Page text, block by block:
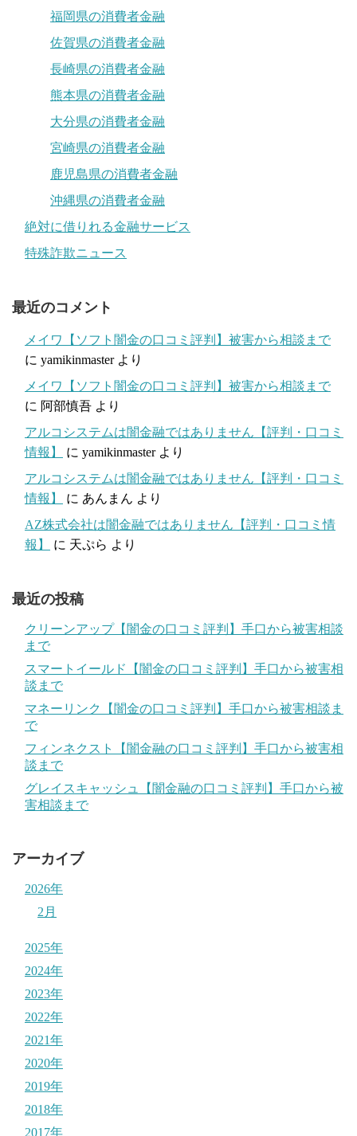
福岡県の消費者金融
佐賀県の消費者金融
長崎県の消費者金融
熊本県の消費者金融
大分県の消費者金融
宮崎県の消費者金融
鹿児島県の消費者金融
沖縄県の消費者金融
絶対に借りれる金融サービス
特殊詐欺ニュース
最近のコメント
メイワ【ソフト闇金の口コミ評判】被害から相談まで
に yamikinmasterより
メイワ【ソフト闇金の口コミ評判】被害から相談まで
に 阿部慎吾 より
アルコシステムは闇金融ではありません【評判・口コミ
情報】
に yamikinmasterより
アルコシステムは闇金融ではありません【評判・口コミ
情報】
に あんまん より
AZ株式会社は闇金融ではありません【評判・口コミ情
報】
に 天ぷら より
最近の投稿
クリーンアップ【闇金の口コミ評判】手口から被害相談
まで
スマートイールド【闇金の口コミ評判】手口から被害相
談まで
マネーリンク【闇金の口コミ評判】手口から被害相談ま
で
フィンネクスト【闇金融の口コミ評判】手口から被害相
談まで
グレイスキャッシュ【闇金融の口コミ評判】手口から被
害相談まで
アーカイブ
2026年
2月
2025年
2024年
2023年
2022年
2021年
2020年
2019年
2018年
2017年